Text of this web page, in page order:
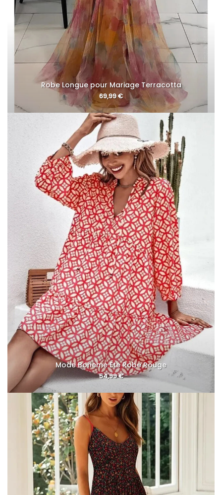
Robe Longue pour Mariage Terracotta
69,99€
Mode Boheme Ete Robe Rouge
54,99€